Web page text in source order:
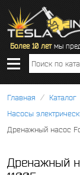
Более 10 летмы
Главная / Каталог
Насосы
Дренажный насос
Дренажный